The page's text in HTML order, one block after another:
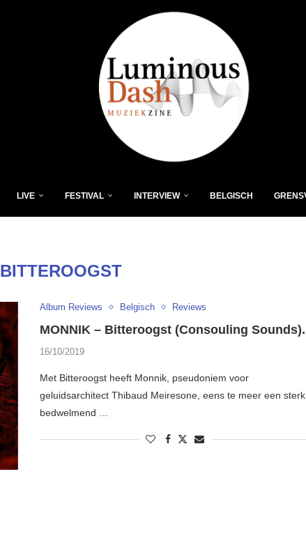
LIVE FESTIVAL INTERVIEW BELGISCH
BITTEROOGST
Album Reviews Belgisch Reviews
MONNIK – Bitteroogst (Consouling Sounds).
16/10/2019
Met Bitteroogst heeft Monnik, pseudoniem voor
geluidsarchitect Thibaud Meiresone, eens te meer een sterk
bedwelmend …